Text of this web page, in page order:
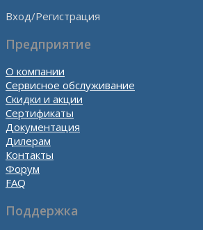
Вход/Регистрация
Предприятие
О компании
Сервисное обслуживание
Скидки и акции
Сертификаты
Документация
Дилерам
Контакты
Форум
FAQ
Поддержка